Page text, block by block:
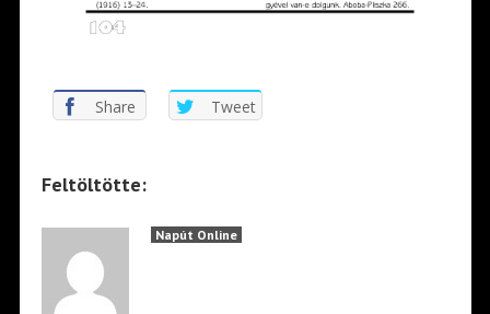
Share Tweet
Feltöltötte:
Napút Online